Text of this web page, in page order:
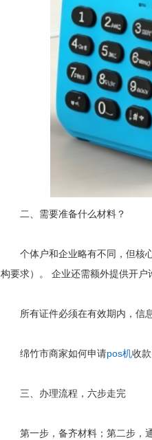
二、需要准备什么材料？
个体户和企业略有不同，但核心
构要求）。 企业还需额外提供开户
所有证件必须在有效期内，信息
绵竹市商家如何申请pos机收
三、办理流程，六步走完
第一步，备齐材料；第二步，通